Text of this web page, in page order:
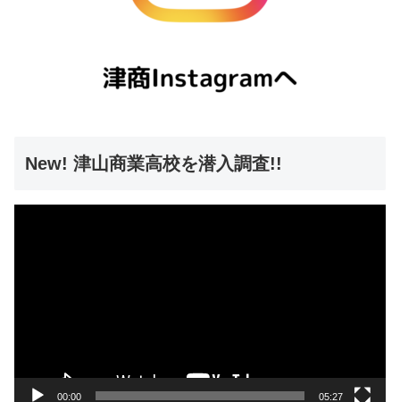
New! 津山商業高校を潜入調査!!
00:00 05:27